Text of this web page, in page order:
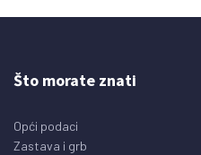
Što morate znati
Opći podaci
Zastava i grb